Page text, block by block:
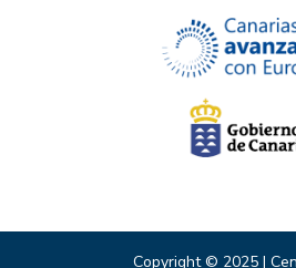
Copyright © 2025 |